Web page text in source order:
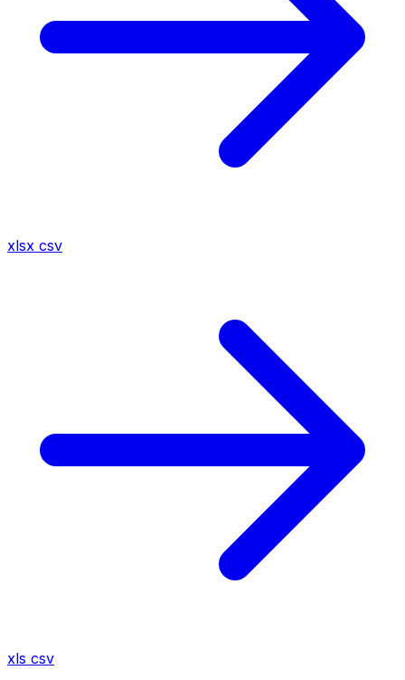
xlsx csv
xls csv